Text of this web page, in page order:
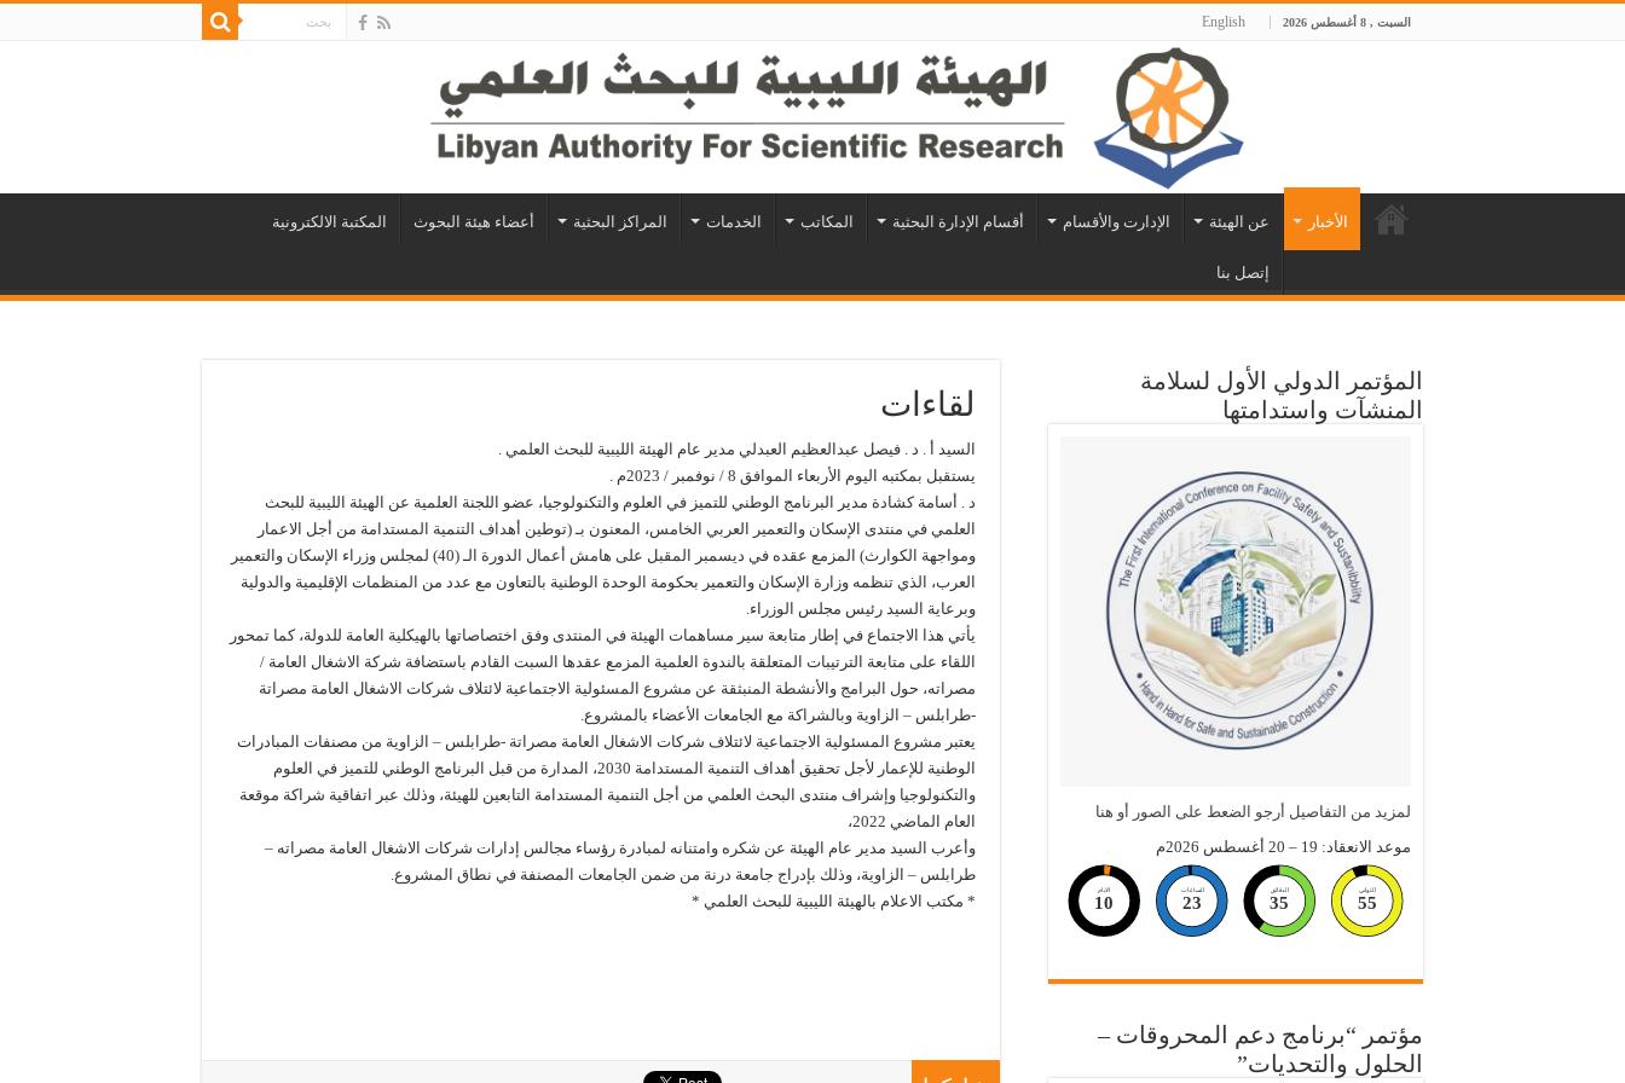
السبت , 8 أغسطس 2026 English
الأخبار عن الهيئة الإدارت والأقسام أقسام الإدارة البحثية المكاتب الخدمات المراكز البحثية أعضاء هيئة البحوث المكتبة الالكترونية
إتصل بنا
لقاءات
السيد أ . د . فيصل عبدالعظيم العبدلي مدير عام الهيئة الليبية للبحث العلمي .
يستقبل بمكتبه اليوم الأربعاء الموافق 8 / نوفمبر / 2023م .
د . أسامة كشادة مدير البرنامج الوطني للتميز في العلوم والتكنولوجيا، عضو اللجنة العلمية عن الهيئة الليبية للبحث
العلمي في منتدى الإسكان والتعمير العربي الخامس، المعنون بـ (توطين أهداف التنمية المستدامة من أجل الاعمار
ومواجهة الكوارث) المزمع عقده في ديسمبر المقبل على هامش أعمال الدورة الـ (40) لمجلس وزراء الإسكان والتعمير
العرب، الذي تنظمه وزارة الإسكان والتعمير بحكومة الوحدة الوطنية بالتعاون مع عدد من المنظمات الإقليمية والدولية
وبرعاية السيد رئيس مجلس الوزراء.
يأتي هذا الاجتماع في إطار متابعة سير مساهمات الهيئة في المنتدى وفق اختصاصاتها بالهيكلية العامة للدولة، كما تمحور
اللقاء على متابعة الترتيبات المتعلقة بالندوة العلمية المزمع عقدها السبت القادم باستضافة شركة الاشغال العامة /
مصراته، حول البرامج والأنشطة المنبثقة عن مشروع المسئولية الاجتماعية لائتلاف شركات الاشغال العامة مصراتة
-طرابلس – الزاوية وبالشراكة مع الجامعات الأعضاء بالمشروع.
يعتبر مشروع المسئولية الاجتماعية لائتلاف شركات الاشغال العامة مصراتة -طرابلس – الزاوية من مصنفات المبادرات
الوطنية للإعمار لأجل تحقيق أهداف التنمية المستدامة 2030، المدارة من قبل البرنامج الوطني للتميز في العلوم
والتكنولوجيا وإشراف منتدى البحث العلمي من أجل التنمية المستدامة التابعين للهيئة، وذلك عبر اتفاقية شراكة موقعة
العام الماضي 2022،
وأعرب السيد مدير عام الهيئة عن شكره وامتنانه لمبادرة رؤساء مجالس إدارات شركات الاشغال العامة مصراته –
طرابلس – الزاوية، وذلك بإدراج جامعة درنة من ضمن الجامعات المصنفة في نطاق المشروع.
* مكتب الاعلام بالهيئة الليبية للبحث العلمي *
المؤتمر الدولي الأول لسلامة
المنشآت واستدامتها
لمزيد من التفاصيل أرجو الضعط على الصور أو هنا
موعد الانعقاد: 19 – 20 أغسطس 2026م
الايام
10
الساعات
23
الدقائق
35
الثواني
54
مؤتمر “برنامج دعم المحروقات –
الحلول والتحديات”